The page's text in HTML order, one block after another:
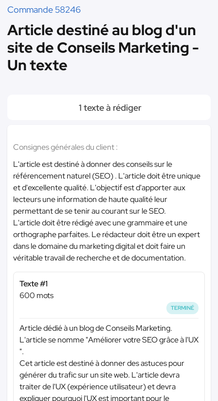
Commande 58246
Article destiné au blog d'un
site de Conseils Marketing -
Un texte
1 texte à rédiger
Consignes générales du client :
L'article est destiné à donner des conseils sur le
référencement naturel (SEO) . L'article doit être unique
et d'excellente qualité. L'objectif est d'apporter aux
lecteurs une information de haute qualité leur
permettant de se tenir au courant sur le SEO.
L'article doit être rédigé avec une grammaire et une
orthographe parfaites. Le rédacteur doit être un expert
dans le domaine du marketing digital et doit faire un
véritable travail de recherche et de documentation.
Texte #1
600 mots
TERMINÉ
Article dédié à un blog de Conseils Marketing.
L'article se nomme "Améliorer votre SEO grâce à l'UX
".
Cet article est destiné à donner des astuces pour
générer du trafic sur un site web. L'article devra
traiter de l'UX (expérience utilisateur) et devra
expliquer pourquoi l'UX est important pour le